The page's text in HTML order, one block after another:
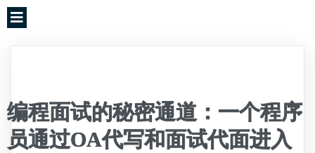
编程面试的秘密通道：一个程序
员通过OA代写和面试代面进入